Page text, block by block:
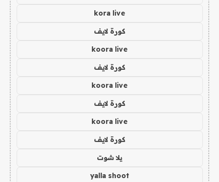
kora live
كورة لايف
koora live
كورة لايف
koora live
كورة لايف
koora live
كورة لايف
يلا شوت
yalla shoot